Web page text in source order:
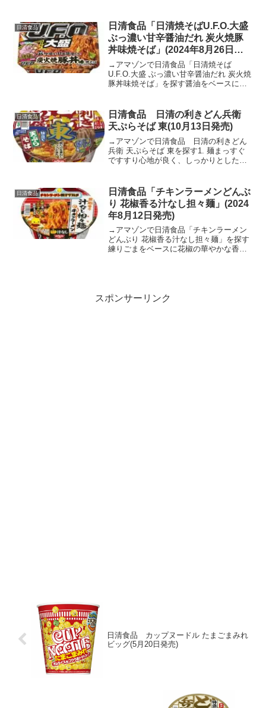
し、たまねぎの旨みと甘みでコクを、唐
辛子でピリッと...
日清食品
日清食品「日清焼そばU.F.O.大盛
ぶっ濃い甘辛醤油だれ 炭火焼豚
丼味焼そば」(2024年8月26日発
売)
→アマゾンで日清食品「日清焼そば
U.F.O.大盛 ぶっ濃い甘辛醤油だれ 炭火焼
豚丼味焼そば」を探す醤油をベースに豚
べ応えのある極太ウェーブ麺と相性抜群
です。仕上げ...
日清食品
日清食品 日清の利きどん兵衛
天ぷらそば 東(10月13日発売)
→アマゾンで日清食品 日清の利きどん
兵衛 天ぷらそば 東を探す1. 麺まっすぐ
ですすり心地が良く、しっかりとしたコ
色の濃いつゆ。だしのコクと旨みが感じ
られます。3....
日清食品
日清食品「チキンラーメンどんぶ
り 花椒香る汁なし担々麺」(2024
年8月12日発売)
→アマゾンで日清食品「チキンラーメン
どんぶり 花椒香る汁なし担々麺」を探す
練りごまをベースに花椒の華やかな香り
スポンサーリンク
日清食品 カップヌードル たまごまみれ
ビッグ(5月20日発売)